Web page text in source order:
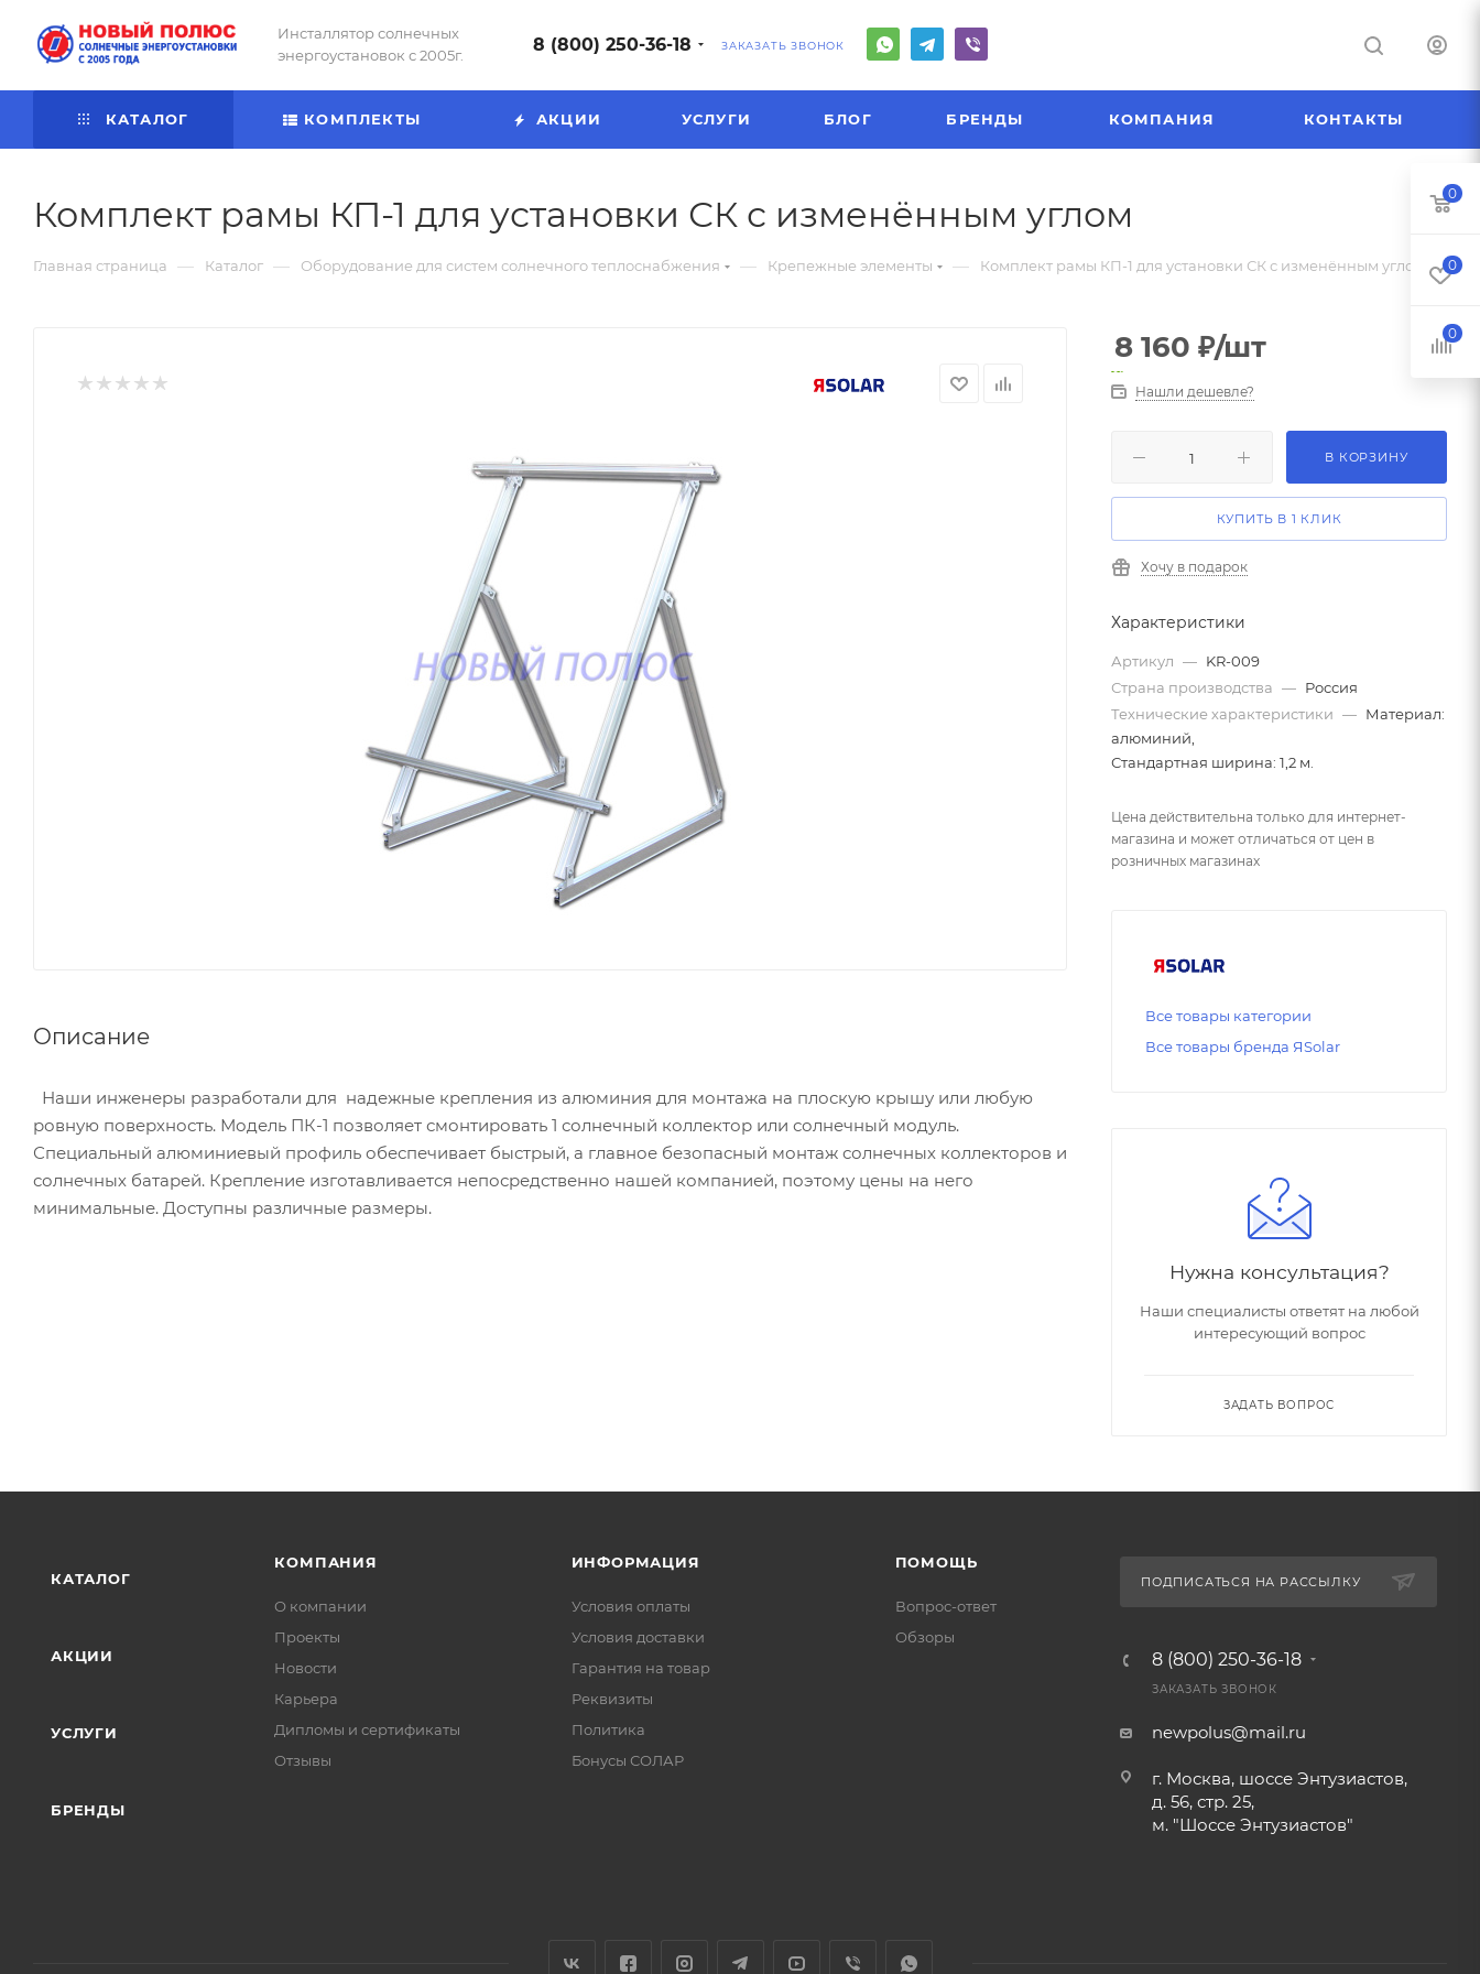
Инсталлятор солнечных
энергоустановок с 2005г.
8 (800) 250-36-18 ЗАКАЗАТЬ ЗВОНОК
КАТАЛОГ КОМПЛЕКТЫ АКЦИИ УСЛУГИ БЛОГ БРЕНДЫ КОМПАНИЯ КОНТАКТЫ
Комплект рамы КП-1 для установки СК с изменённым углом
Главная страница — Каталог — Оборудование для систем солнечного теплоснабжения — Крепежные элементы — Комплект рамы КП-1 для установки СК с изменённым углом
Описание
Наши инженеры разработали для надежные крепления из алюминия для монтажа на плоскую крышу или любую
ровную поверхность. Модель ПК-1 позволяет смонтировать 1 солнечный коллектор или солнечный модуль.
Специальный алюминиевый профиль обеспечивает быстрый, а главное безопасный монтаж солнечных коллекторов и
солнечных батарей. Крепление изготавливается непосредственно нашей компанией, поэтому цены на него
минимальные. Доступны различные размеры.
8 160 ₽/шт
Нашли дешевле?
В КОРЗИНУ
КУПИТЬ В 1 КЛИК
Хочу в подарок
Характеристики
Артикул — KR-009
Страна производства — Россия
Технические характеристики — Материал:
алюминий,
Стандартная ширина: 1,2 м.
Цена действительна только для интернет-
магазина и может отличаться от цен в
розничных магазинах
Все товары категории
Все товары бренда ЯSolar
Нужна консультация?
Наши специалисты ответят на любой
интересующий вопрос
ЗАДАТЬ ВОПРОС
КАТАЛОГ
АКЦИИ
УСЛУГИ
БРЕНДЫ
КОМПАНИЯ
О компании
Проекты
Новости
Карьера
Дипломы и сертификаты
Отзывы
ИНФОРМАЦИЯ
Условия оплаты
Условия доставки
Гарантия на товар
Реквизиты
Политика
Бонусы СОЛАР
ПОМОЩЬ
Вопрос-ответ
Обзоры
ПОДПИСАТЬСЯ НА РАССЫЛКУ
8 (800) 250-36-18
ЗАКАЗАТЬ ЗВОНОК
newpolus@mail.ru
г. Москва, шоссе Энтузиастов,
д. 56, стр. 25,
м. "Шоссе Энтузиастов"
0
0
0